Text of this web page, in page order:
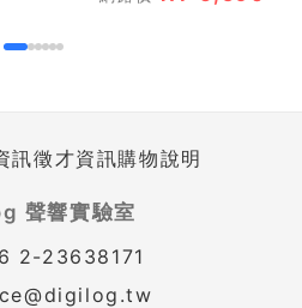
訊徵才資訊購物說明
聲響實驗室
2-23638171